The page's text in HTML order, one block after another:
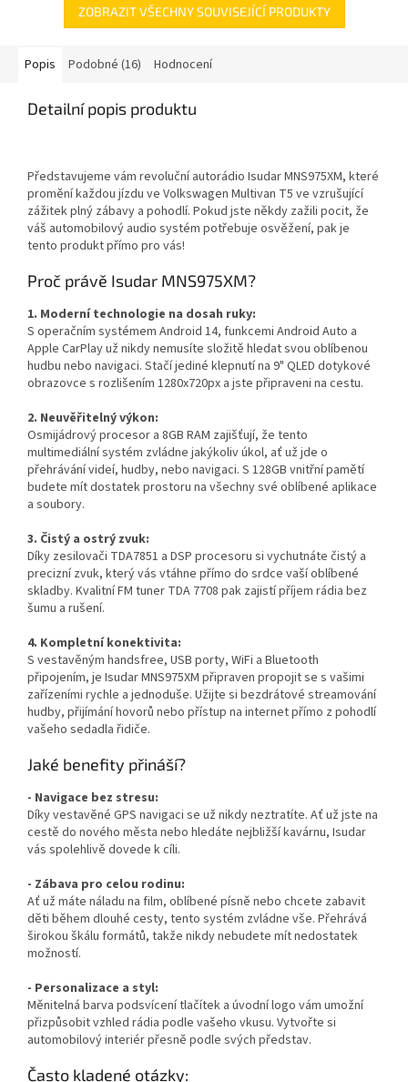
ZOBRAZIT VŠECHNY SOUVISEJÍCÍ PRODUKTY
Popis Podobné (16) Hodnocení
Detailní popis produktu
Představujeme vám revoluční autorádio Isudar MNS975XM, které
promění každou jízdu ve Volkswagen Multivan T5 ve vzrušující
zážitek plný zábavy a pohodlí. Pokud jste někdy zažili pocit, že
váš automobilový audio systém potřebuje osvěžení, pak je
tento produkt přímo pro vás!
Proč právě Isudar MNS975XM?
1. Moderní technologie na dosah ruky:
S operačním systémem Android 14, funkcemi Android Auto a
Apple CarPlay už nikdy nemusíte složitě hledat svou oblíbenou
hudbu nebo navigaci. Stačí jediné klepnutí na 9" QLED dotykové
obrazovce s rozlišením 1280x720px a jste připraveni na cestu.
2. Neuvěřitelný výkon:
Osmijádrový procesor a 8GB RAM zajišťují, že tento
multimediální systém zvládne jakýkoliv úkol, ať už jde o
přehrávání videí, hudby, nebo navigaci. S 128GB vnitřní pamětí
budete mít dostatek prostoru na všechny své oblíbené aplikace
a soubory.
3. Čistý a ostrý zvuk:
Díky zesilovači TDA7851 a DSP procesoru si vychutnáte čistý a
precizní zvuk, který vás vtáhne přímo do srdce vaší oblíbené
skladby. Kvalitní FM tuner TDA 7708 pak zajistí příjem rádia bez
šumu a rušení.
4. Kompletní konektivita:
S vestavěným handsfree, USB porty, WiFi a Bluetooth
připojením, je Isudar MNS975XM připraven propojit se s vašimi
zařízeními rychle a jednoduše. Užijte si bezdrátové streamování
hudby, přijímání hovorů nebo přístup na internet přímo z pohodlí
vašeho sedadla řidiče.
Jaké benefity přináší?
- Navigace bez stresu:
Díky vestavěné GPS navigaci se už nikdy neztratíte. Ať už jste na
cestě do nového města nebo hledáte nejbližší kavárnu, Isudar
vás spolehlivě dovede k cíli.
- Zábava pro celou rodinu:
Ať už máte náladu na film, oblíbené písně nebo chcete zabavit
děti během dlouhé cesty, tento systém zvládne vše. Přehrává
širokou škálu formátů, takže nikdy nebudete mít nedostatek
možností.
- Personalizace a styl:
Měnitelná barva podsvícení tlačítek a úvodní logo vám umožní
přizpůsobit vzhled rádia podle vašeho vkusu. Vytvořte si
automobilový interiér přesně podle svých představ.
Často kladené otázky: